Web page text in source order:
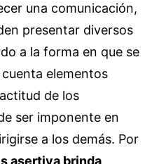
una comunicación,
presentar diversos
a la forma en que se
elementos
de los
ser imponente en
a los demás. Por
asertiva brinda